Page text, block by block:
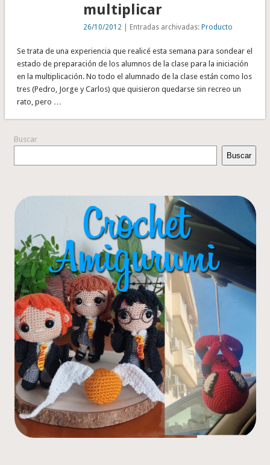
multiplicar
26/10/2012 | Entradas archivadas:Producto
Se trata de una experiencia que realicé esta semana para sondear el
estado de preparación de los alumnos de la clase para la iniciación
en la multiplicación. No todo el alumnado de la clase están como los
tres (Pedro, Jorge y Carlos) que quisieron quedarse sin recreo un
rato, pero …
Buscar
Buscar